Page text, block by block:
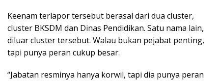
Keenam terlapor tersebut berasal dari dua cluster,
cluster BKSDM dan Dinas Pendidikan. Satu nama lain,
diluar cluster tersebut. Walau bukan pejabat penting,
tapi punya peran cukup besar.
“Jabatan resminya hanya korwil, tapi dia punya peran